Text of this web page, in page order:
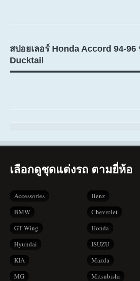
สปอยเลอร์ Honda Accord 94-96
Ducktail
เลือกดูชุดแต่งรถ ตามยี่ห้อ
Accessories
Benz
BMW
Chevrolet
GT Wing
Honda
Hyundai
ISUZU
KIA
Mazda
MG
Mitsubishi